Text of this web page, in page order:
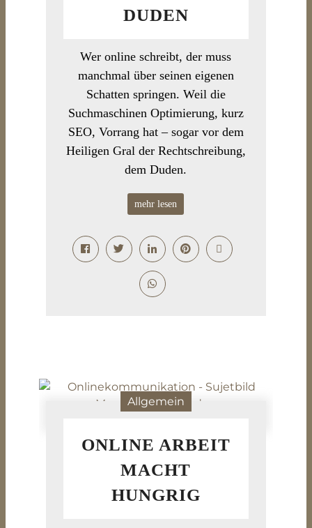
DUDEN
Wer online schreibt, der muss
manchmal über seinen eigenen
Schatten springen. Weil die
Suchmaschinen Optimierung, kurz
SEO, Vorrang hat – sogar vor dem
Heiligen Gral der Rechtschreibung,
dem Duden.
mehr lesen
Allgemein
ONLINE ARBEIT
MACHT
HUNGRIG